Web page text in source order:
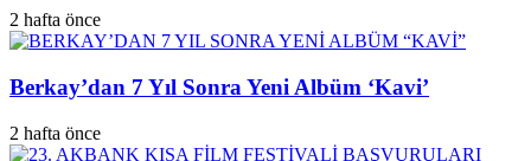
2 hafta önce
Berkay’dan 7 Yıl Sonra Yeni Albüm ‘Kavi’
2 hafta önce